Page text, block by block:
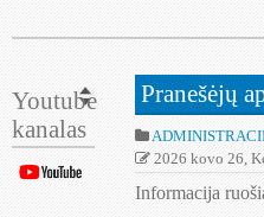
Youtube
kanalas
Pranešėjų
2026 kovo 26,
Informacija